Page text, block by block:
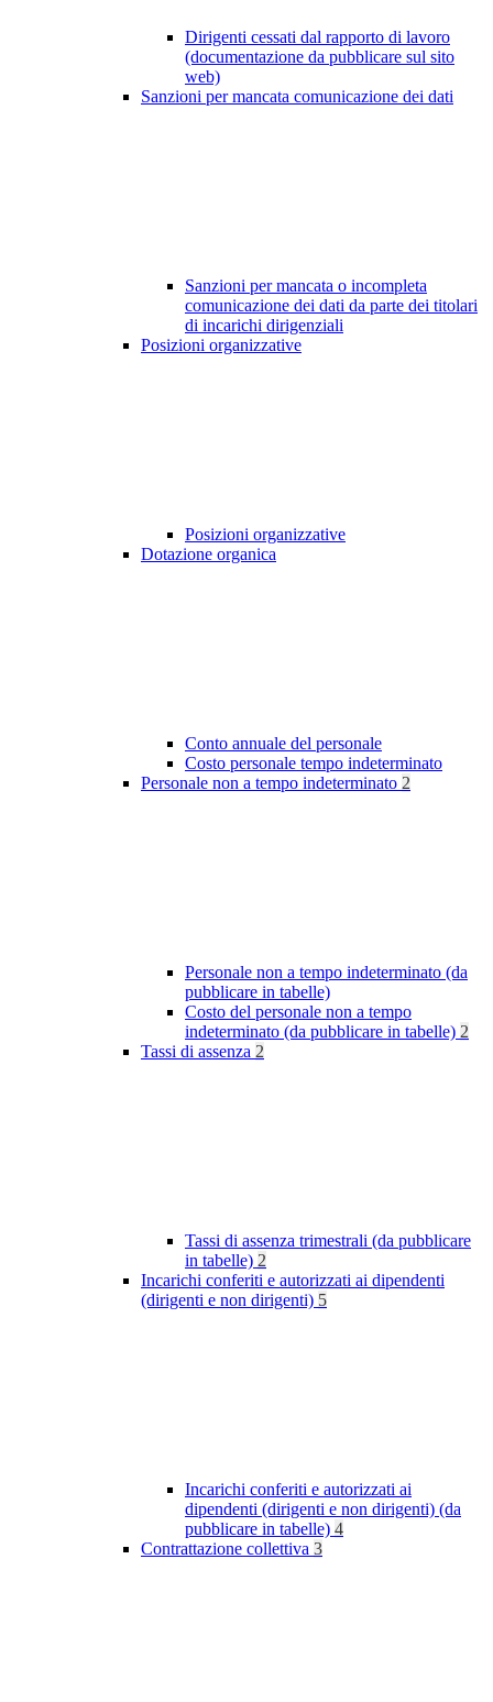
Dirigenti cessati dal rapporto di lavoro
(documentazione da pubblicare sul sito
web)
Sanzioni per mancata comunicazione dei dati
Sanzioni per mancata o incompleta
comunicazione dei dati da parte dei titolari
di incarichi dirigenziali
Posizioni organizzative
Posizioni organizzative
Dotazione organica
Conto annuale del personale
Costo personale tempo indeterminato
Personale non a tempo indeterminato 2
Personale non a tempo indeterminato (da
pubblicare in tabelle)
Costo del personale non a tempo
indeterminato (da pubblicare in tabelle) 2
Tassi di assenza 2
Tassi di assenza trimestrali (da pubblicare
in tabelle) 2
Incarichi conferiti e autorizzati ai dipendenti
(dirigenti e non dirigenti) 5
Incarichi conferiti e autorizzati ai
dipendenti (dirigenti e non dirigenti) (da
pubblicare in tabelle) 4
Contrattazione collettiva 3